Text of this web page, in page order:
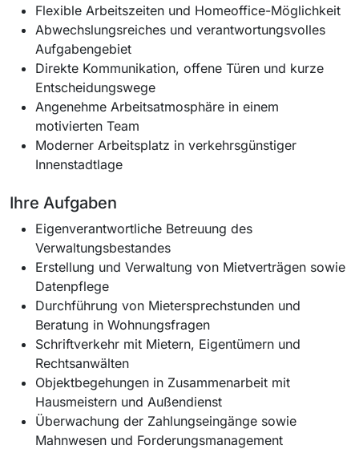
Flexible Arbeitszeiten und Homeoffice-Möglichkeit
Abwechslungsreiches und verantwortungsvolles
Aufgabengebiet
Direkte Kommunikation, offene Türen und kurze
Entscheidungswege
Angenehme Arbeitsatmosphäre in einem
motivierten Team
Moderner Arbeitsplatz in verkehrsgünstiger
Innenstadtlage
Ihre Aufgaben
Eigenverantwortliche Betreuung des
Verwaltungsbestandes
Erstellung und Verwaltung von Mietverträgen sowie
Datenpflege
Durchführung von Mietersprechstunden und
Beratung in Wohnungsfragen
Schriftverkehr mit Mietern, Eigentümern und
Rechtsanwälten
Objektbegehungen in Zusammenarbeit mit
Hausmeistern und Außendienst
Überwachung der Zahlungseingänge sowie
Mahnwesen und Forderungsmanagement